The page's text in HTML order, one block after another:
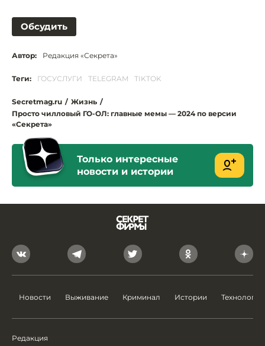
Обсудить
Автор: Редакция «Секрета»
Теги: ГОСУСЛУГИ TELEGRAM TIKTOK
Secretmag.ru / Жизнь /
Просто чилловый ГО-ОЛ: главные мемы — 2024 по версии
«Секрета»
Только интересные
новости и истории
Новости Выживание Криминал Истории Технологии
Редакция